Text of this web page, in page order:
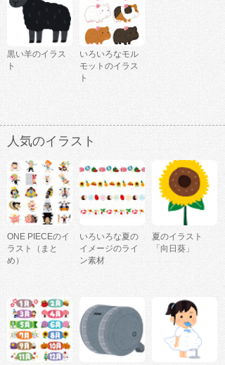
黒い羊のイラス
ト
いろいろなモル
モットのイラス
ト
人気のイラスト
ONE PIECEのイ
ラスト（まと
め）
いろいろな夏の
イメージのライ
ン素材
夏のイラスト
「向日葵」